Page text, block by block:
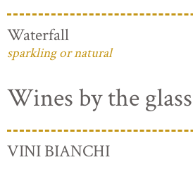
Waterfall
sparkling or natural
Wines by the glass
VINI BIANCHI